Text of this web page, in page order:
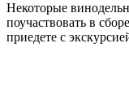
Некоторые
поучаствовать в
приедете с